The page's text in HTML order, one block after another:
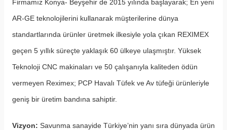
Firmamız Konya- Beyşehir de 2015 yılında başlayarak; En yeni
AR-GE teknolojilerini kullanarak müşterilerine dünya
standartlarında ürünler üretmek ilkesiyle yola çıkan REXIMEX
geçen 5 yıllık süreçte yaklaşık 60 ülkeye ulaşmıştır. Yüksek
Teknoloji CNC makinaları ve 50 çalışanıyla kaliteden ödün
vermeyen Reximex; PCP Havalı Tüfek ve Av tüfeği ürünleriyle
geniş bir üretim bandına sahiptir.
Vizyon: Savunma sanayide Türkiye’nin yanı sıra dünyada ürün